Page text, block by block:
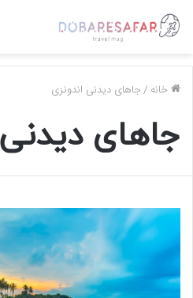
خانه /جاهای دیدنی اندونزی
جاهای دیدنی